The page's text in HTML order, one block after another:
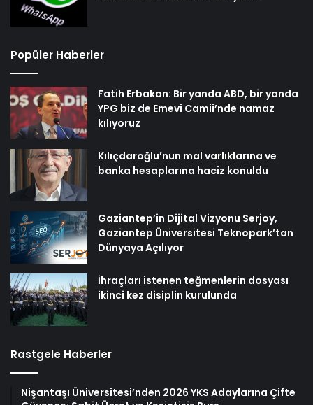
Popüler Haberler
Fatih Erbakan: Bir yanda ABD, bir yanda
YPG biz de Emevi Camii’nde namaz
kılıyoruz
Kılıçdaroğlu’nun mal varlıklarına ve
banka hesaplarına haciz konuldu
Gaziantep’in Dijital Vizyonu Serjoy,
Gaziantep Üniversitesi Teknopark’tan
Dünyaya Açılıyor
İhraçları istenen teğmenlerin dosyası
ikinci kez disiplin kurulunda
Rastgele Haberler
Nişantaşı Üniversitesi’nden 2026 YKS Adaylarına Çifte